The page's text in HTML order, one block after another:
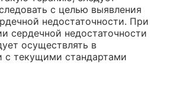
с целью выявления
недостаточности. При
сердечной недостаточности
осуществлять в
с текущими стандартами